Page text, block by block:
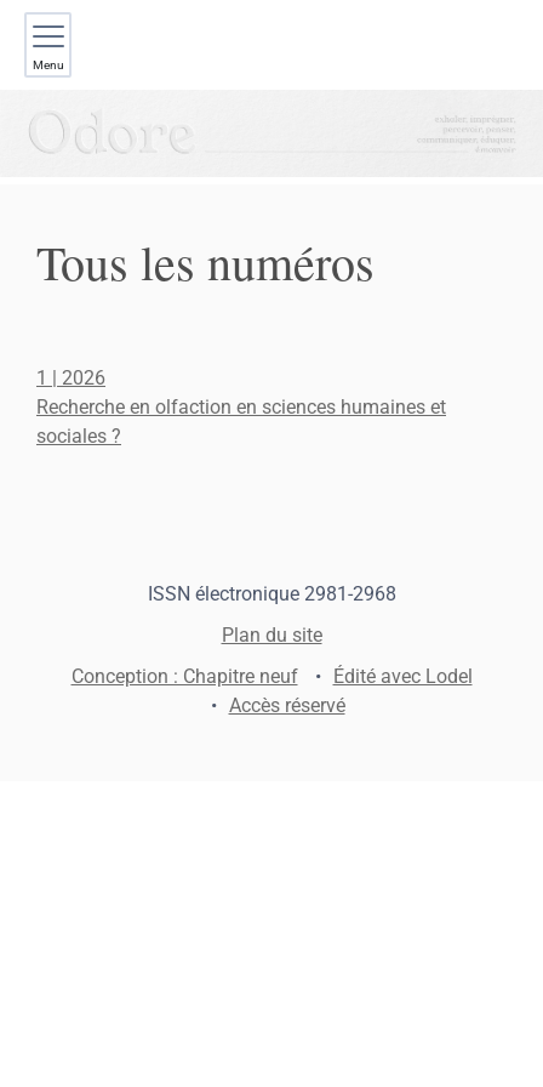
Menu
Tous les numéros
1 | 2026
Recherche en olfaction en sciences humaines et
sociales ?
ISSN électronique 2981-2968
Plan du site
Conception : Chapitre neuf
Édité avec Lodel
Accès réservé